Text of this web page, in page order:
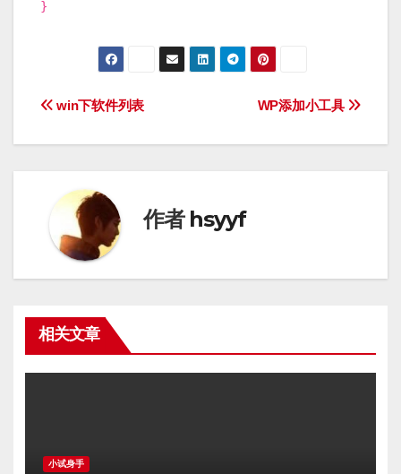
}
文
章
WP添加小工具
win下软件列表
作者 hsyyf
相关文章
小试身手